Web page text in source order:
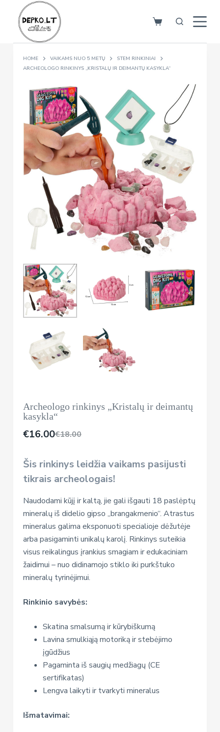
HOME VAIKAMS NUO 5 METŲ
STEM RINKINIAI
ARCHEOLOGO RINKINYS „KRISTALŲ IR DEIMANTŲ KASYKLA“
Akcija
Archeologo rinkinys „Kristalų ir deimantų
kasykla“
€18.00
€16.00
Šis rinkinys leidžia vaikams pasijusti
tikrais archeologais!
Naudodami kūjį ir kaltą, jie gali išgauti 18 paslėptų
mineralų iš didelio gipso „brangakmenio“. Atrastus
mineralus galima eksponuoti specialioje dėžutėje
arba pasigaminti unikalų karolį. Rinkinys suteikia
visus reikalingus įrankius smagiam ir edukaciniam
žaidimui – nuo didinamojo stiklo iki purkštuko
mineralų tyrinėjimui.
Rinkinio savybės:
Skatina smalsumą ir kūrybiškumą
Lavina smulkiąją motoriką ir stebėjimo
įgūdžius
Pagaminta iš saugių medžiagų (CE
sertifikatas)
Lengva laikyti ir tvarkyti mineralus
Išmatavimai: